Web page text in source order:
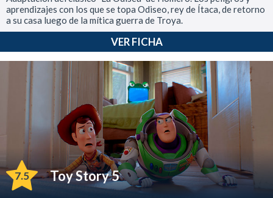
aprendizajes con los que se topa Odiseo, rey de Ítaca, de retorno
a su casa luego de la mítica guerra de Troya.
VER FICHA
7.5 Toy Story 5